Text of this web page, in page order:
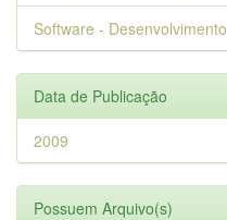
Software - Desenvolvimento
Data de Publicação
2009
Possuem Arquivo(s)